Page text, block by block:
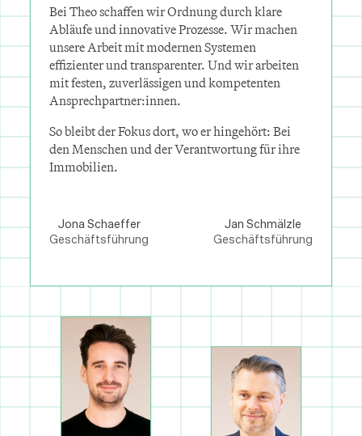
Bei Theo schaffen wir Ordnung durch klare
Abläufe und innovative Prozesse. Wir machen
unsere Arbeit mit modernen Systemen
effizienter und transparenter. Und wir arbeiten
mit festen, zuverlässigen und kompetenten
Ansprechpartner:innen.
So bleibt der Fokus dort, wo er hingehört: Bei
den Menschen und der Verantwortung für ihre
Immobilien.
Jona Schaeffer
Geschäftsführung
Jan Schmälzle
Geschäftsführung